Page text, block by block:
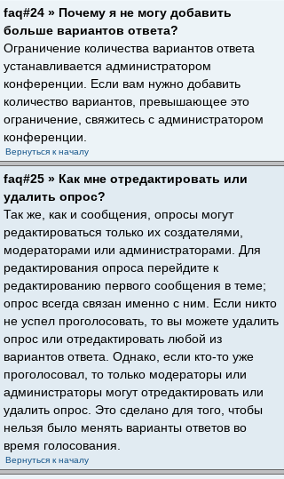
faq#24 » Почему я не могу добавить
больше вариантов ответа?
Ограничение количества вариантов ответа
устанавливается администратором
конференции. Если вам нужно добавить
количество вариантов, превышающее это
ограничение, свяжитесь с администратором
конференции.
Вернуться к началу
faq#25 » Как мне отредактировать или
удалить опрос?
Так же, как и сообщения, опросы могут
редактироваться только их создателями,
модераторами или администраторами. Для
редактирования опроса перейдите к
редактированию первого сообщения в теме;
опрос всегда связан именно с ним. Если никто
не успел проголосовать, то вы можете удалить
опрос или отредактировать любой из
вариантов ответа. Однако, если кто-то уже
проголосовал, то только модераторы или
администраторы могут отредактировать или
удалить опрос. Это сделано для того, чтобы
нельзя было менять варианты ответов во
время голосования.
Вернуться к началу